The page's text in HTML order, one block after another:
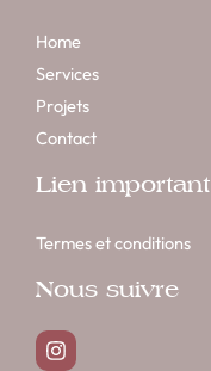
Home
Services
Projets
Contact
Lien important
Termes et conditions
Nous suivre